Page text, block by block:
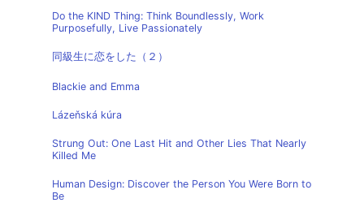
Do the KIND Thing: Think Boundlessly, Work
Purposefully, Live Passionately
同級生に恋をした（２）
Blackie and Emma
Lázeňská kúra
Strung Out: One Last Hit and Other Lies That Nearly
Killed Me
Human Design: Discover the Person You Were Born to
Be